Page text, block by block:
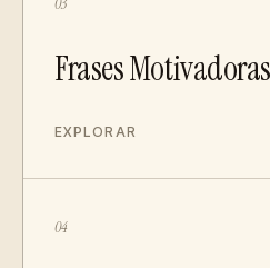
Frases Motivadoras
EXPLORAR
04